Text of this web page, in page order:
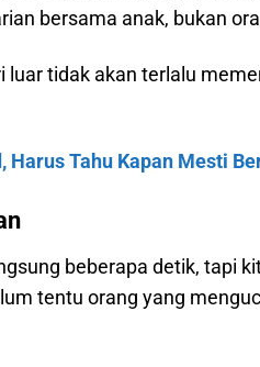
bersama anak, bukan
tidak akan terlalu
Harus Tahu Kapan Mesti
beberapa detik, tapi
tentu orang yang